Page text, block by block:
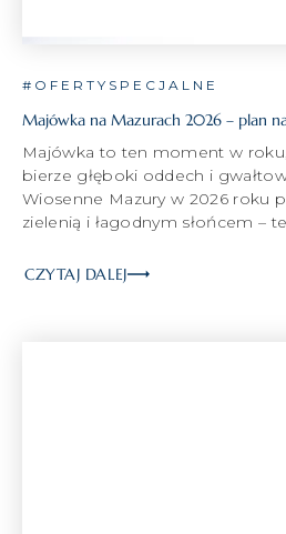
#OFERTYSPECJALNE
Majówka na Mazurach 2026 – plan
Majówka to ten moment w
bierze głęboki oddech i
Wiosenne Mazury w 2026 roku
zielenią i łagodnym słońcem –
CZYTAJ DALEJ